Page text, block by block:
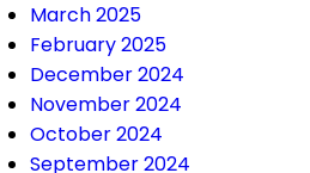
March 2025
February 2025
December 2024
November 2024
October 2024
September 2024